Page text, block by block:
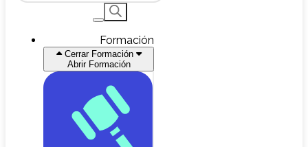
Formación
Cerrar Formación
Abrir Formación